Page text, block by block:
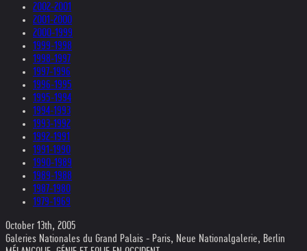
2002-2001
2001-2000
2000-1999
1999-1998
1998-1997
1997-1996
1996-1995
1995-1994
1994-1993
1993-1992
1992-1991
1991-1990
1990-1989
1989-1988
1987-1980
1979-1969
October 13th, 2005
Galeries Nationales du Grand Palais - Paris, Neue Nationalgalerie, Berlin